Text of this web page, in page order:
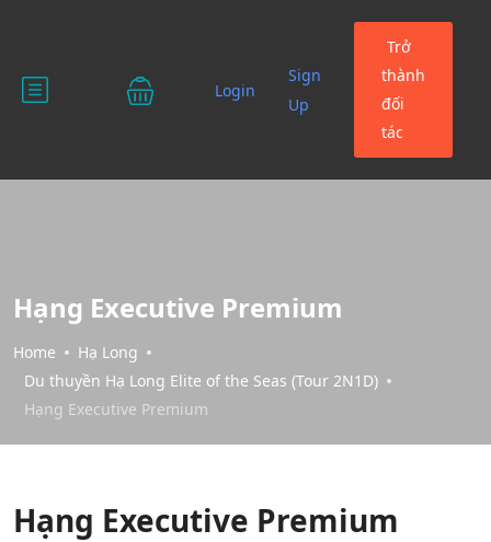
Login
Sign
Up
Trở
thành
đối
tác
Hạng Executive Premium
Home
Hạ Long
Du thuyền Hạ Long Elite of the Seas (Tour 2N1D)
Hạng Executive Premium
Hạng Executive Premium